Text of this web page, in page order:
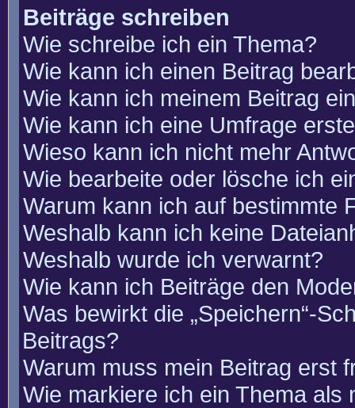
Beiträge schreiben
Wie schreibe ich ein Thema?
Wie kann ich einen Beitrag
Wie kann ich meinem Beitrag
Wie kann ich eine Umfrage
Wieso kann ich nicht mehr
Wie bearbeite oder lösche ich
Warum kann ich auf bestimmte
Weshalb kann ich keine
Weshalb wurde ich verwarnt?
Wie kann ich Beiträge den
Was bewirkt die „Speichern“-
Beitrags?
Warum muss mein Beitrag erst
Wie markiere ich ein Thema als